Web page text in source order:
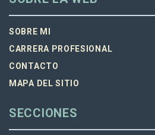
SOBRE MI
CARRERA PROFESIONAL
CONTACTO
MAPA DEL SITIO
SECCIONES